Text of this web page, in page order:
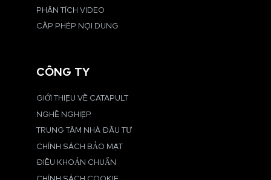
PHÂN TÍCH VIDEO
CẤP PHÉP NỘI DUNG
CÔNG TY
GIỚI THIỆU VỀ CATAPULT
NGHỀ NGHIỆP
TRUNG TÂM NHÀ ĐẦU TƯ
CHÍNH SÁCH BẢO MẬT
ĐIỀU KHOẢN CHUẨN